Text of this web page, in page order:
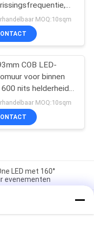
kijkhoek en 0,78mm
voor een
MOQ:10sqm
COB LED-
voor binnen
nits helderheid,
Hz
wasbaar
MOQ:10sqm
LED met 160°
evenementen
met 160° kijkhoek
technologie